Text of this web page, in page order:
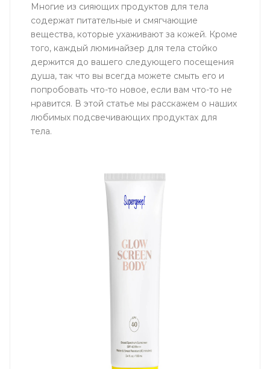
Многие из сияющих продуктов для тела
содержат питательные и смягчающие
вещества, которые ухаживают за кожей. Кроме
того, каждый люминайзер для тела стойко
держится до вашего следующего посещения
душа, так что вы всегда можете смыть его и
попробовать что-то новое, если вам что-то не
нравится. В этой статье мы расскажем о наших
любимых подсвечивающих продуктах для
тела.